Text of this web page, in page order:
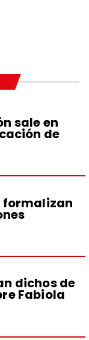
sale en
de
formalizan
dichos de
Fabiola